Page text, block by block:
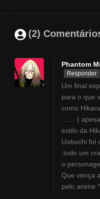
(2)
Phantom
Responder
Um final
para o que
como
…… (
estilo da
Uobuchi foi
,todo um
o
Que vença
pelo anime